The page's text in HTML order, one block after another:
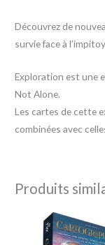
Découvrez de
survie face à
Exploration est une
Not Alone.
Les cartes de cette
combinées avec
Produits